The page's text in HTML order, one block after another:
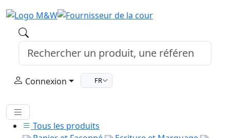
Connexion FR
Tous les produits